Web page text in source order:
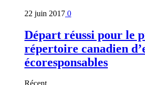
22 juin 2017 0
Départ réussi pour le
répertoire canadien
écoresponsables